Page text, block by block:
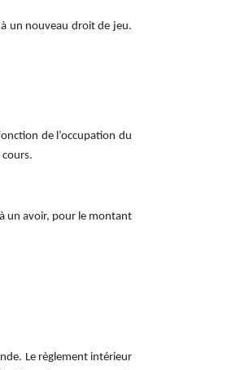
à un nouveau droit de jeu.
de l’occupation du
un avoir, pour le montant
Le règlement intérieur